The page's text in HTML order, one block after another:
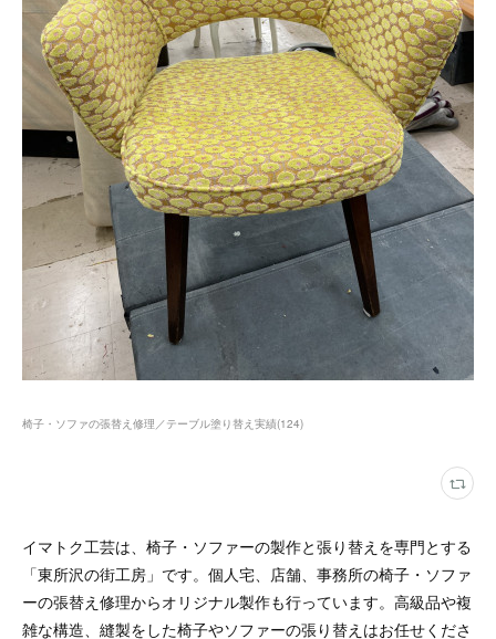
椅子・ソファの張替え修理／テーブル塗り替え実績(124)
イマトク工芸は、椅子・ソファーの製作と張り替えを専門とする
「東所沢の街工房」です。個人宅、店舗、事務所の椅子・ソファ
ーの張替え修理からオリジナル製作も行っています。高級品や複
雑な構造、縫製をした椅子やソファーの張り替えはお任せくださ